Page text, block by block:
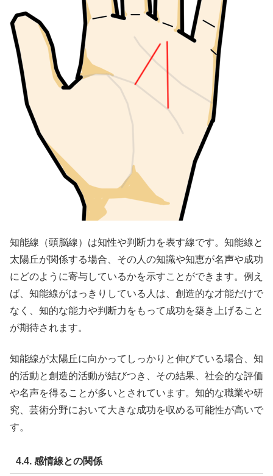
知能線（頭脳線）は知性や判断力を表す線です。知能線と
太陽丘が関係する場合、その人の知識や知恵が名声や成功
にどのように寄与しているかを示すことができます。例え
ば、知能線がはっきりしている人は、創造的な才能だけで
なく、知的な能力や判断力をもって成功を築き上げること
が期待されます。
知能線が太陽丘に向かってしっかりと伸びている場合、知
的活動と創造的活動が結びつき、その結果、社会的な評価
や名声を得ることが多いとされています。知的な職業や研
究、芸術分野において大きな成功を収める可能性が高いで
す。
4.4. 感情線との関係